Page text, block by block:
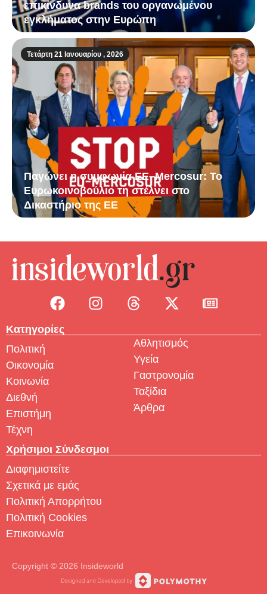
επικίνδυνα brands του οργανωμένου
εγκλήματος στην Ευρώπη
Τετάρτη 21 Ιανουαρίου , 2026
Παγώνει η συμφωνία ΕΕ–Mercosur: Το
Ευρωκοινοβούλιο τη στέλνει στο
Δικαστήριο της ΕΕ
Κατηγορίες
Πολιτική
Οικονομία
Κοινωνία
Διεθνή
Επιστήμη
Τέχνη
Αθλητισμός
Υγεία
Γαστρονομία
Ταξίδια
Άρθρα
Χρήσιμοι Σύνδεσμοι
Διαφημιστείτε
Σχετικά με εμάς
Πολιτική Απορρήτου
Πολιτική Cookies
Επικοινωνία
Copyright © 2026 Insideworld